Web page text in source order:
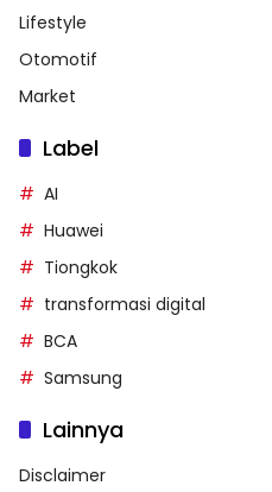
Lifestyle
Otomotif
Market
Label
AI
Huawei
Tiongkok
transformasi digital
BCA
Samsung
Lainnya
Disclaimer